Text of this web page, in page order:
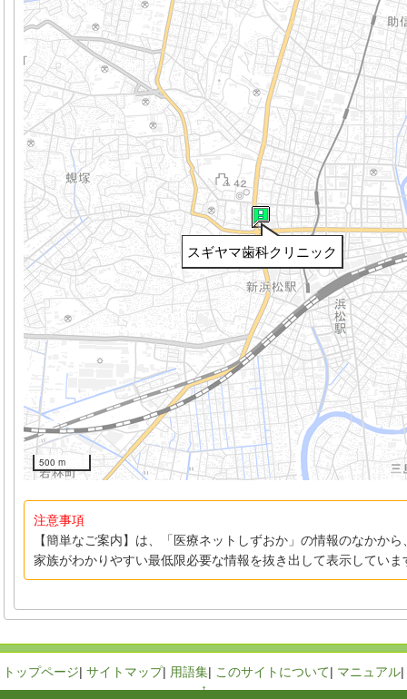
スギヤマ歯科クリニック
500 m
注意事項
【簡単なご案内】は、「医療ネットしずおか」の情報のなかか
家族がわかりやすい最低限必要な情報を抜き出して表示していま
トップページ| サイトマップ| 用語集| このサイトについて| マニュアル|
↑